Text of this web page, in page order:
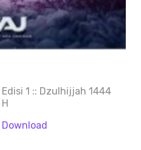
Edisi 1 :: Dzulhijjah 1444
H
Download